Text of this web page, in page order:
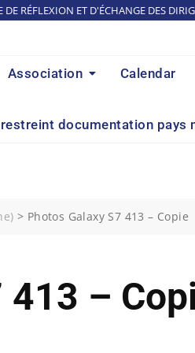
DE RÉFLEXION ET D'ÉCHANGE DES
Association Calendar
documentation pays
> Photos Galaxy S7 413 – Copie
413 –